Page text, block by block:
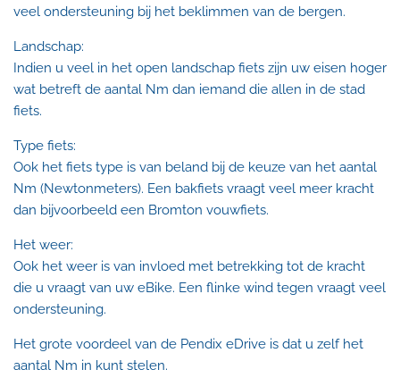
veel ondersteuning bij het beklimmen van de bergen.
Landschap:
Indien u veel in het open landschap fiets zijn uw eisen hoger
wat betreft de aantal Nm dan iemand die allen in de stad
fiets.
Type fiets:
Ook het fiets type is van beland bij de keuze van het aantal
Nm (Newtonmeters). Een bakfiets vraagt veel meer kracht
dan bijvoorbeeld een Bromton vouwfiets.
Het weer:
Ook het weer is van invloed met betrekking tot de kracht
die u vraagt van uw eBike. Een flinke wind tegen vraagt veel
ondersteuning.
Het grote voordeel van de Pendix eDrive is dat u zelf het
aantal Nm in kunt stelen.